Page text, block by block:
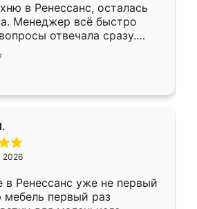
в Ренессанс, осталась
Менеджер всё быстро
отвечала сразу.
в субботу, подошёл к
Собрали
работали аккуратно, даже
2026
Ренессанс уже не первый
мебель первый раз